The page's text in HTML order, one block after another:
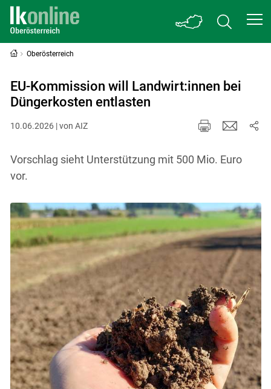
Oberösterreich
EU-Kommission will Landwirt:innen bei
Düngerkosten entlasten
10.06.2026 | von AIZ
Vorschlag sieht Unterstützung mit 500 Mio. Euro
vor.